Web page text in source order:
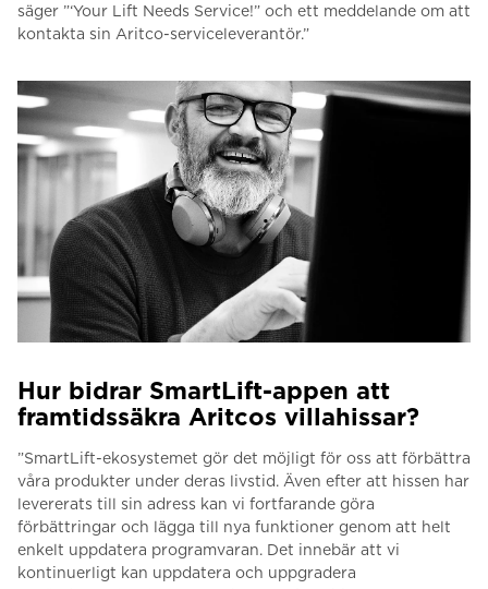
säger ”‘Your Lift Needs Service!” och ett meddelande om att
kontakta sin Aritco-serviceleverantör.”
Hur bidrar SmartLift-appen att
framtidssäkra Aritcos villahissar?
”SmartLift-ekosystemet gör det möjligt för oss att förbättra
våra produkter under deras livstid. Även efter att hissen har
levererats till sin adress kan vi fortfarande göra
förbättringar och lägga till nya funktioner genom att helt
enkelt uppdatera programvaran. Det innebär att vi
kontinuerligt kan uppdatera och uppgradera